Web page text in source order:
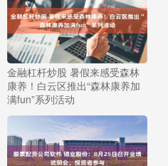
金融杠杆炒股 暑假来感受森林
康养！白云区推出“森林康养加
满fun”系列活动